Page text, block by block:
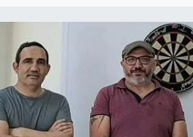
2018